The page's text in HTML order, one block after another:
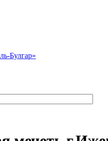
Булгар»